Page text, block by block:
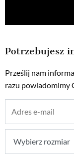
Potrzebujesz
Prześlij nam
razu powiadomimy